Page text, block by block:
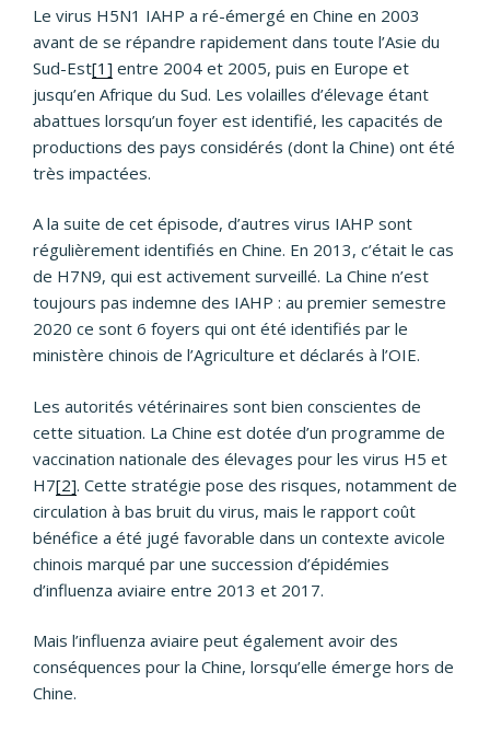
Le virus H5N1 IAHP a ré-émergé en Chine en 2003
avant de se répandre rapidement dans toute l’Asie du
Sud-Est[1] entre 2004 et 2005, puis en Europe et
jusqu’en Afrique du Sud. Les volailles d’élevage étant
abattues lorsqu’un foyer est identifié, les capacités de
productions des pays considérés (dont la Chine) ont été
très impactées.
A la suite de cet épisode, d’autres virus IAHP sont
régulièrement identifiés en Chine. En 2013, c’était le cas
de H7N9, qui est activement surveillé. La Chine n’est
toujours pas indemne des IAHP : au premier semestre
2020 ce sont 6 foyers qui ont été identifiés par le
ministère chinois de l’Agriculture et déclarés à l’OIE.
Les autorités vétérinaires sont bien conscientes de
cette situation. La Chine est dotée d’un programme de
vaccination nationale des élevages pour les virus H5 et
H7[2]. Cette stratégie pose des risques, notamment de
circulation à bas bruit du virus, mais le rapport coût
bénéfice a été jugé favorable dans un contexte avicole
chinois marqué par une succession d’épidémies
d’influenza aviaire entre 2013 et 2017.
Mais l’influenza aviaire peut également avoir des
conséquences pour la Chine, lorsqu’elle émerge hors de
Chine.